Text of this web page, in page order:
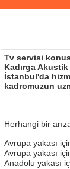
Tv servisi
Kadırga
İstanbul'da
kadromuzun
Herhangi bir
Avrupa yakası
Avrupa yakası
Anadolu yakası